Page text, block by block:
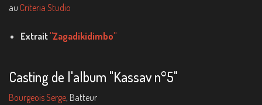
au Criteria Studio
Extrait"Zagadikidimbo"
Casting de l'album "Kassav n°5"
Bourgeois Serge, Batteur